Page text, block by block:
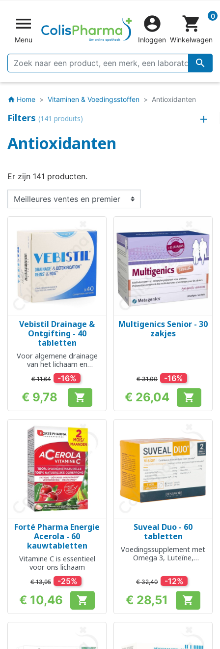

Menu


Inloggen
shopping_cart 0
Winkelwagen
home Home Vitaminen & Voedingsstoffen Antioxidanten
Filters (141 produits)
Antioxidanten
Er zijn 141 producten.
Vebistil Drainage &
Ontgifting - 40
tabletten
Voor algemene drainage
van het lichaam en
niereliminatie
€ 11,64 -16%
Prijs
€ 9,78 
Multigenics Senior - 30
zakjes
€ 31,00 -16%
Prijs
€ 26,04 
Forté Pharma Energie
Acerola - 60
kauwtabletten
Vitamine C is essentieel
voor ons lichaam
€ 13,95 -25%
Prijs
€ 10,46 
Suveal Duo - 60
tabletten
Voedingssupplement met
Omega 3, Luteïne,
Zink
€ 32,40 -12%
Prijs
€ 28,51 